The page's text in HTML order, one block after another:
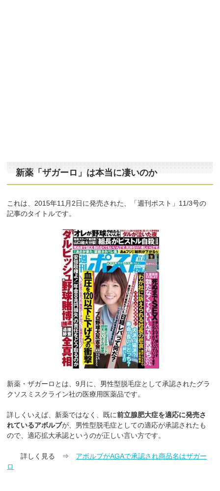
新薬「ザガーロ」は本当に凄いのか
これは、2015年11月2日に発売された、「週刊ポスト」11/3号の
記事のタイトルです。
新薬・ザガーロとは、9月に、男性型脱毛症として承認されたグラ
クソスミスクライン社の医療用医薬品です。
詳しくいえば、新薬ではなく、既に前立腺肥大症を適応に発売さ
れているアボルブが、男性型脱毛症としての適応が承認されたも
ので、適応拡大承認というのが正しい言い方です。
詳しく見る ⇒ アボルブがAGAで承認され商品名はザガー
ロ